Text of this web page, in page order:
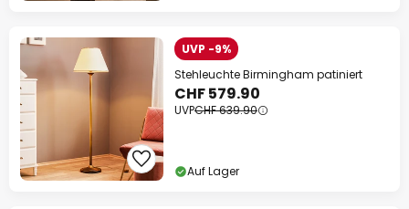
UVP -9%
Stehleuchte Birmingham patiniert
CHF 579.90
UVPCHF 639.90
Auf Lager